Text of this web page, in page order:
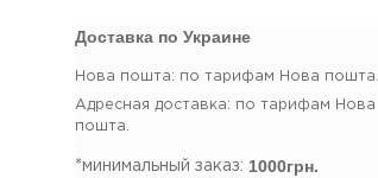
Доставка по Украине
Нова пошта: по тарифам Нова пошта.
Адресная доставка: по тарифам Нова
пошта.
*минимальный заказ: 1000грн.